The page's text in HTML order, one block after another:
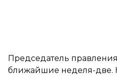
Председатель
ближайшие неделя-две.